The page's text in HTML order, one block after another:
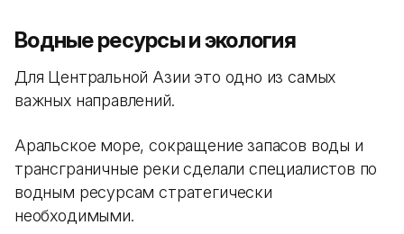
Водные ресурсы и экология
Для Центральной Азии это одно из самых
важных направлений.
Аральское море, сокращение запасов воды и
трансграничные реки сделали специалистов по
водным ресурсам стратегически
необходимыми.